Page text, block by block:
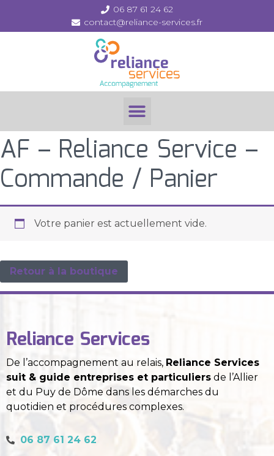
06 87 61 24 62
contact@reliance-services.fr
AF – Reliance Service –
Commande / Panier
Votre panier est actuellement vide.
Retour à la boutique
Reliance Services
De l’accompagnement au relais, Reliance Services
suit & guide entreprises et particuliers de l’Allier
et du Puy de Dôme dans les démarches du
quotidien et procédures complexes.
06 87 61 24 62